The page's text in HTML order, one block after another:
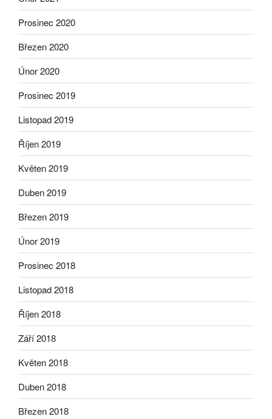
Prosinec 2020
Březen 2020
Únor 2020
Prosinec 2019
Listopad 2019
Říjen 2019
Květen 2019
Duben 2019
Březen 2019
Únor 2019
Prosinec 2018
Listopad 2018
Říjen 2018
Září 2018
Květen 2018
Duben 2018
Březen 2018